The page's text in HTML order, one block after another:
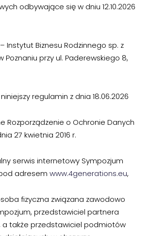
odbywające się w dniu 12.10.2026
– Instytut Biznesu Rodzinnego sp. z
Poznaniu przy ul. Paderewskiego 8,
regulamin z dnia 18.06.2026
Rozporządzenie o Ochronie Danych
27 kwietnia 2016 r.
serwis internetowy Sympozjum
adresem www.4generations.eu,
fizyczna związana zawodowo
przedstawiciel partnera
a także przedstawiciel podmiotów